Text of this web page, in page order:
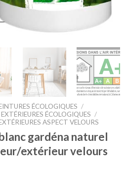
ÉCOLOGIQUES /
ÉCOLOGIQUES /
ASPECT VELOURS
gardéna naturel
extérieur velours